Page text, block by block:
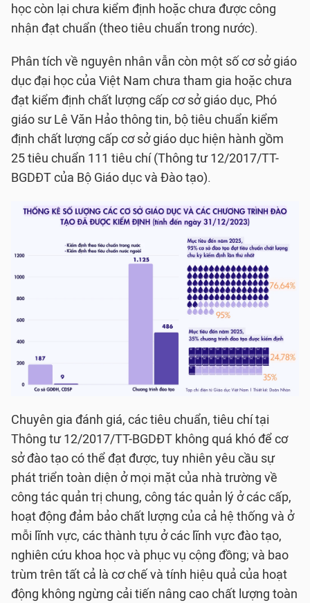
học còn lại chưa kiểm định hoặc chưa được công
nhận đạt chuẩn (theo tiêu chuẩn trong nước).
Phân tích về nguyên nhân vẫn còn một số cơ sở giáo
dục đại học của Việt Nam chưa tham gia hoặc chưa
đạt kiểm định chất lượng cấp cơ sở giáo dục, Phó
giáo sư Lê Văn Hảo thông tin, bộ tiêu chuẩn kiểm
định chất lượng cấp cơ sở giáo dục hiện hành gồm
25 tiêu chuẩn 111 tiêu chí (Thông tư 12/2017/TT-
BGDÐT của Bộ Giáo dục và Đào tạo).
Chuyên gia đánh giá, các tiêu chuẩn, tiêu chí tại
Thông tư 12/2017/TT-BGDÐT không quá khó để cơ
sở đào tạo có thể đạt được, tuy nhiên yêu cầu sự
phát triển toàn diện ở mọi mặt của nhà trường về
công tác quản trị chung, công tác quản lý ở các cấp,
hoạt động đảm bảo chất lượng của cả hệ thống và ở
mỗi lĩnh vực, các thành tựu ở các lĩnh vực đào tạo,
nghiên cứu khoa học và phục vụ cộng đồng; và bao
trùm trên tất cả là cơ chế và tính hiệu quả của hoạt
động không ngừng cải tiến nâng cao chất lượng toàn